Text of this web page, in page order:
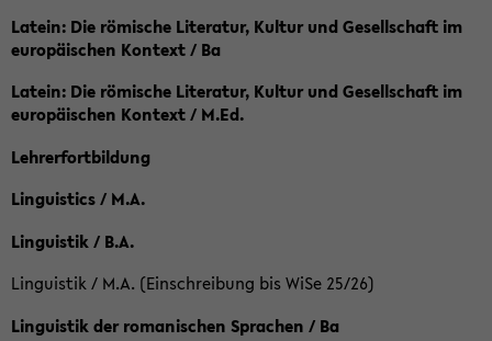
Latein: Die römische Literatur, Kultur und Gesellschaft im
europäischen Kontext / Ba
Latein: Die römische Literatur, Kultur und Gesellschaft im
europäischen Kontext / M.Ed.
Lehrerfortbildung
Linguistics / M.A.
Linguistik / B.A.
Linguistik / M.A. (Einschreibung bis WiSe 25/26)
Linguistik der romanischen Sprachen / Ba